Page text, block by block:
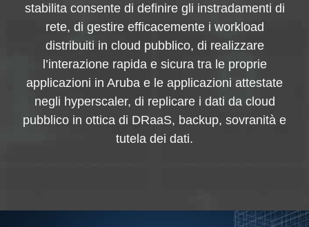
stabilita consente di definire gli instradamenti di
rete, di gestire efficacemente i workload
distribuiti in cloud pubblico, di realizzare
l’interazione rapida e sicura tra le proprie
applicazioni in Aruba e le applicazioni attestate
negli hyperscaler, di replicare i dati da cloud
pubblico in ottica di DRaaS, backup, sovranità e
tutela dei dati.